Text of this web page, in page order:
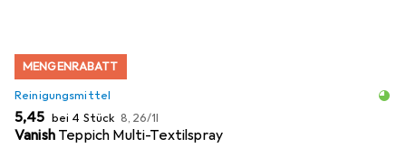
MENGENRABATT
Reinigungsmittel
EUR
5,45 bei 4 Stück EUR
8,26/1l
Vanish Teppich Multi-Textilspray